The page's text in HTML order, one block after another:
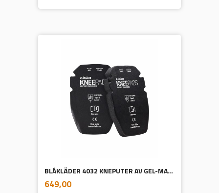
BLÅKLÄDER 4032 KNEPUTER AV GEL-MATERIALE 25 MM
Pris
649,00mva.